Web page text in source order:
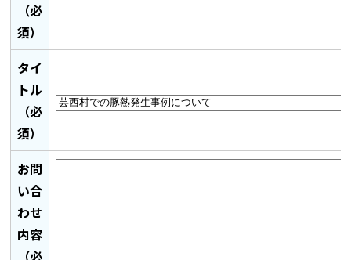
（必
須）
タイ
トル
（必
須）
お問
い合
わせ
内容
（必